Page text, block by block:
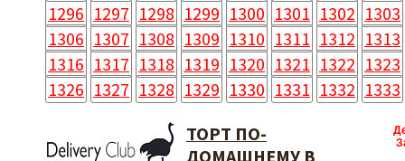
1296 1297 1298 1299 1300 1301 1302 1303
1306 1307 1308 1309 1310 1311 1312 1313
1316 1317 1318 1319 1320 1321 1322 1323
1326 1327 1328 1329 1330 1331 1332 1333
ТОРТ ПО-
ДОМАШНЕМУ В